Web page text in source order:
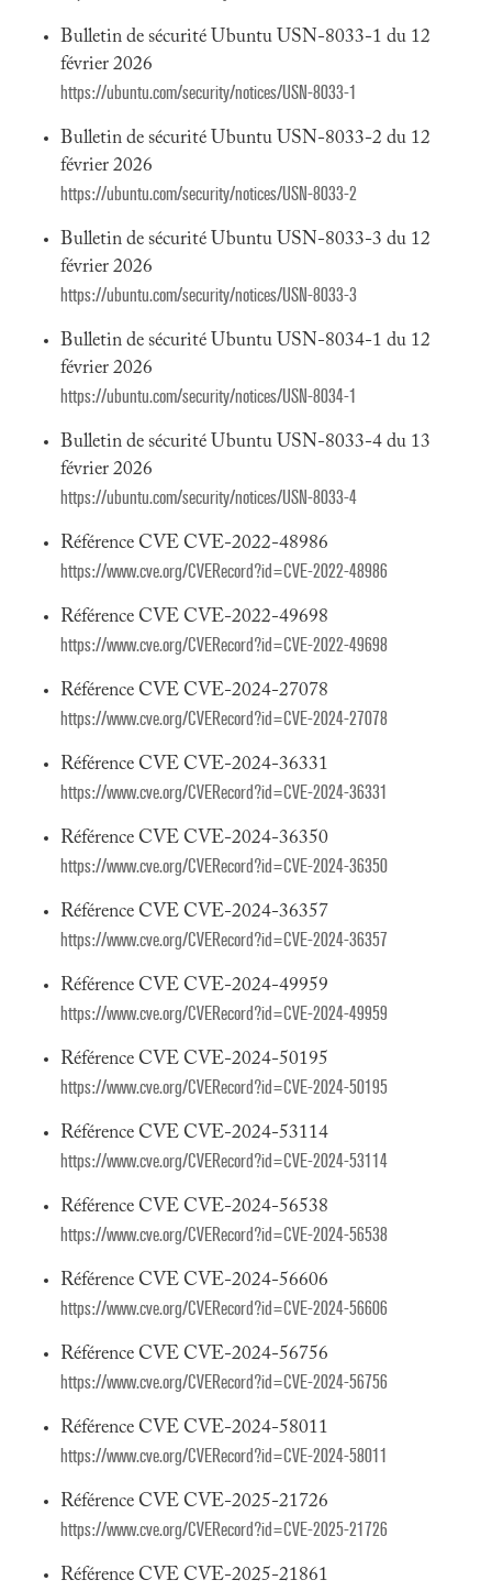
Bulletin de sécurité Ubuntu USN-8033-1 du 12
février 2026
https://ubuntu.com/security/notices/USN-8033-1
Bulletin de sécurité Ubuntu USN-8033-2 du 12
février 2026
https://ubuntu.com/security/notices/USN-8033-2
Bulletin de sécurité Ubuntu USN-8033-3 du 12
février 2026
https://ubuntu.com/security/notices/USN-8033-3
Bulletin de sécurité Ubuntu USN-8034-1 du 12
février 2026
https://ubuntu.com/security/notices/USN-8034-1
Bulletin de sécurité Ubuntu USN-8033-4 du 13
février 2026
https://ubuntu.com/security/notices/USN-8033-4
Référence CVE CVE-2022-48986
https://www.cve.org/CVERecord?id=CVE-2022-48986
Référence CVE CVE-2022-49698
https://www.cve.org/CVERecord?id=CVE-2022-49698
Référence CVE CVE-2024-27078
https://www.cve.org/CVERecord?id=CVE-2024-27078
Référence CVE CVE-2024-36331
https://www.cve.org/CVERecord?id=CVE-2024-36331
Référence CVE CVE-2024-36350
https://www.cve.org/CVERecord?id=CVE-2024-36350
Référence CVE CVE-2024-36357
https://www.cve.org/CVERecord?id=CVE-2024-36357
Référence CVE CVE-2024-49959
https://www.cve.org/CVERecord?id=CVE-2024-49959
Référence CVE CVE-2024-50195
https://www.cve.org/CVERecord?id=CVE-2024-50195
Référence CVE CVE-2024-53114
https://www.cve.org/CVERecord?id=CVE-2024-53114
Référence CVE CVE-2024-56538
https://www.cve.org/CVERecord?id=CVE-2024-56538
Référence CVE CVE-2024-56606
https://www.cve.org/CVERecord?id=CVE-2024-56606
Référence CVE CVE-2024-56756
https://www.cve.org/CVERecord?id=CVE-2024-56756
Référence CVE CVE-2024-58011
https://www.cve.org/CVERecord?id=CVE-2024-58011
Référence CVE CVE-2025-21726
https://www.cve.org/CVERecord?id=CVE-2025-21726
Référence CVE CVE-2025-21861